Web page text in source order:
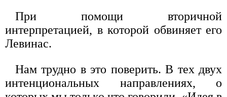
При помощи вторичной
интерпретацией, в которой обвиняет его
Левинас.
Нам трудно в это поверить. В тех двух
интенциональных направ­лениях, о